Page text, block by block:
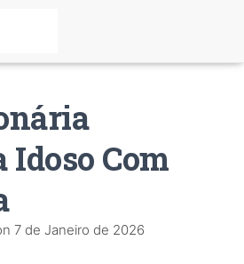
Com
7 de Janeiro de 2026